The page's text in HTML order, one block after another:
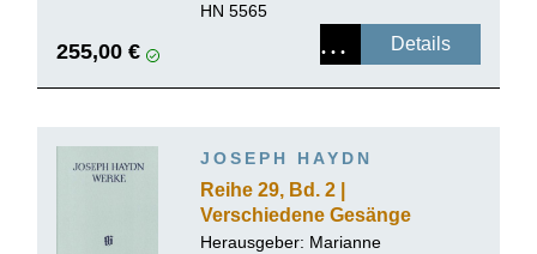
Kritischem Bericht, Leinen
HN 5565
255,00 € Details
JOSEPH HAYDN
Reihe 29, Bd. 2 |
Verschiedene Gesänge
mit Begleitung des
Herausgeber: Marianne